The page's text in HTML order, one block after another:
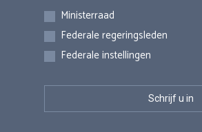
Inschrijvingen
Ministerraad
Federale regeringsleden
Federale instellingen